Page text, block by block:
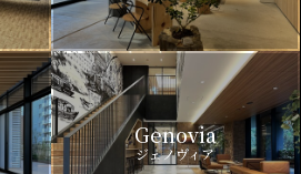
Genovia
ジェノヴィア